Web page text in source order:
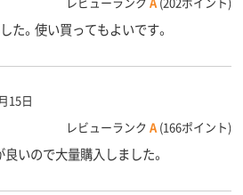
た。使い買ってもよいです。
15日
レビューランク A (166ポイント)
いので大量購入しました。